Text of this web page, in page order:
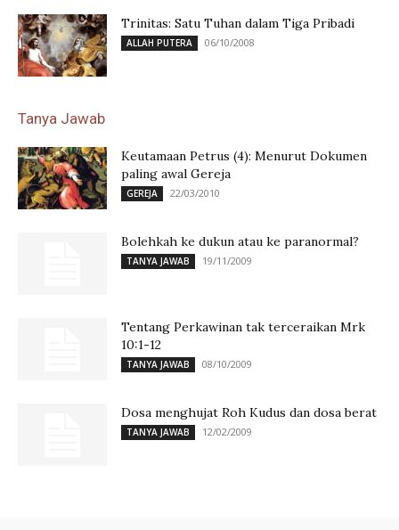
Trinitas: Satu Tuhan dalam Tiga Pribadi
ALLAH PUTERA 06/10/2008
Tanya Jawab
Keutamaan Petrus (4): Menurut Dokumen
paling awal Gereja
GEREJA 22/03/2010
Bolehkah ke dukun atau ke paranormal?
TANYA JAWAB 19/11/2009
Tentang Perkawinan tak terceraikan Mrk
10:1-12
TANYA JAWAB 08/10/2009
Dosa menghujat Roh Kudus dan dosa berat
TANYA JAWAB 12/02/2009